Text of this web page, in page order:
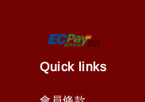
Quick links